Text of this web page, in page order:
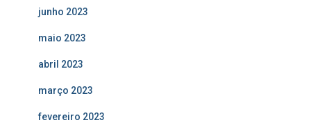
junho 2023
maio 2023
abril 2023
março 2023
fevereiro 2023